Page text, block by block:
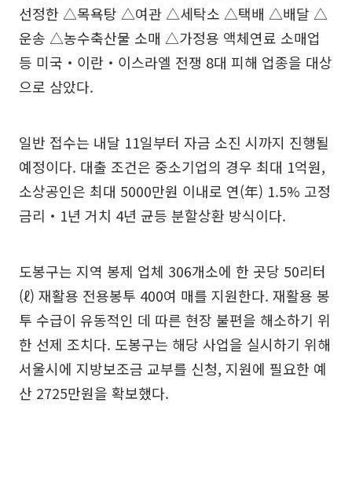
선정한 △목욕탕 △여관 △세탁소 △택배 △배달 △
운송 △농수축산물 소매 △가정용 액체연료 소매업
등 미국‧이란‧이스라엘 전쟁 8대 피해 업종을 대상
으로 삼았다.
일반 접수는 내달 11일부터 자금 소진 시까지 진행될
예정이다. 대출 조건은 중소기업의 경우 최대 1억원,
소상공인은 최대 5000만원 이내로 연(年) 1.5% 고정
금리‧1년 거치 4년 균등 분할상환 방식이다.
도봉구는 지역 봉제 업체 306개소에 한 곳당 50리터
(ℓ) 재활용 전용봉투 400여 매를 지원한다. 재활용 봉
투 수급이 유동적인 데 따른 현장 불편을 해소하기 위
한 선제 조치다. 도봉구는 해당 사업을 실시하기 위해
서울시에 지방보조금 교부를 신청, 지원에 필요한 예
산 2725만원을 확보했다.